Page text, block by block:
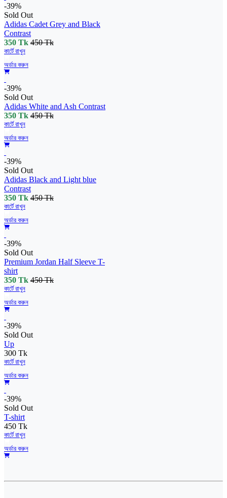
-39%
Sold Out
Adidas Cadet Grey and Black
Contrast
350 Tk 450 Tk
কার্টে রাখুন
অর্ডার করুন
-39%
Sold Out
Adidas White and Ash Contrast
350 Tk 450 Tk
কার্টে রাখুন
অর্ডার করুন
-39%
Sold Out
Adidas Black and Light blue
Contrast
350 Tk 450 Tk
কার্টে রাখুন
অর্ডার করুন
-39%
Sold Out
Premium Jordan Half Sleeve T-
shirt
350 Tk 450 Tk
কার্টে রাখুন
অর্ডার করুন
-39%
Sold Out
Up
300 Tk
কার্টে রাখুন
অর্ডার করুন
-39%
Sold Out
T-shirt
450 Tk
কার্টে রাখুন
অর্ডার করুন